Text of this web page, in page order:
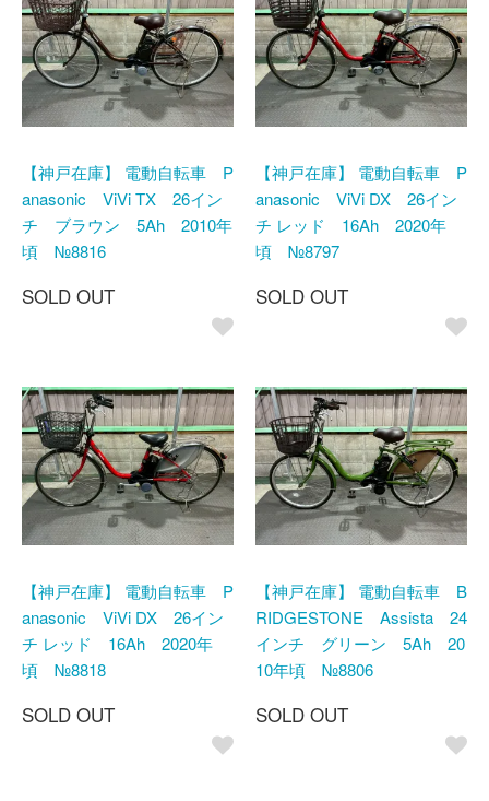
【神戸在庫】 電動自転車 P
anasonic ViVi TX 26イン
チ ブラウン 5Ah 2010年
頃 №8816
SOLD OUT
【神戸在庫】 電動自転車 P
anasonic ViVi DX 26イン
チ レッド 16Ah 2020年
頃 №8797
SOLD OUT
【神戸在庫】 電動自転車 P
anasonic ViVi DX 26イン
チ レッド 16Ah 2020年
頃 №8818
SOLD OUT
【神戸在庫】 電動自転車 B
RIDGESTONE Assista 24
インチ グリーン 5Ah 20
10年頃 №8806
SOLD OUT